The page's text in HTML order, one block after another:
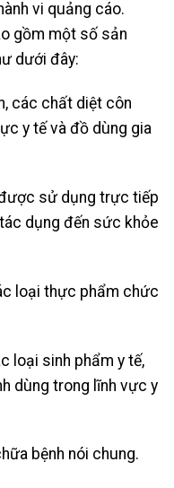
vi quảng cáo.
gồm một số sản
dưới đây:
các chất diệt côn
y tế và đồ dùng gia
sử dụng trực tiếp
dụng đến sức khỏe
loại thực phẩm chức
loại sinh phẩm y tế,
dùng trong lĩnh vực y
bệnh nói chung.